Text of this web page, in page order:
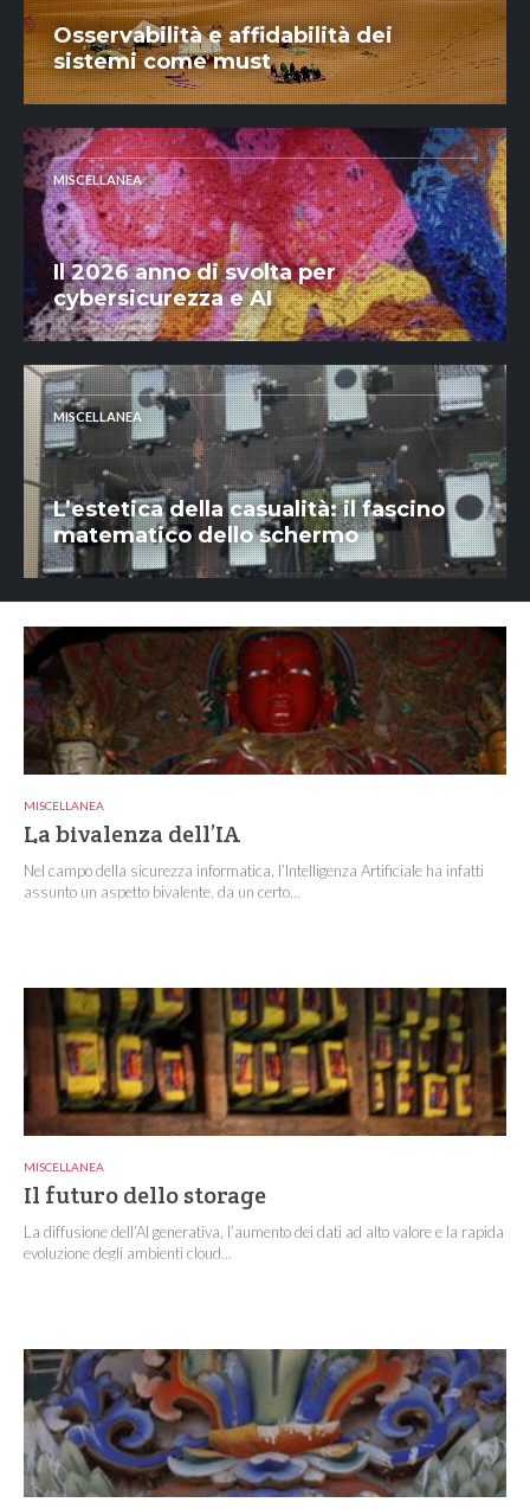
Osservabilità e affidabilità dei
sistemi come must
MISCELLANEA
Il 2026 anno di svolta per
cybersicurezza e AI
MISCELLANEA
L’estetica della casualità: il fascino
matematico dello schermo
MISCELLANEA
La bivalenza dell’IA
Nel campo della sicurezza informatica, l’Intelligenza Artificiale ha infatti
assunto un aspetto bivalente, da un certo...
MISCELLANEA
Il futuro dello storage
La diffusione dell’AI generativa, l’aumento dei dati ad alto valore e la rapida
evoluzione degli ambienti cloud...